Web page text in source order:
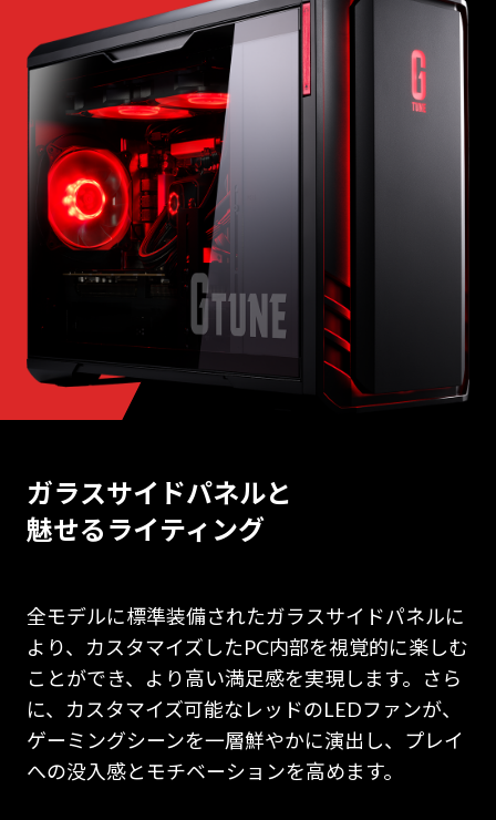
ガラスサイドパネルと
魅せるライティング
全モデルに標準装備されたガラスサイドパネルに
より、カスタマイズしたPC内部を視覚的に楽しむ
ことができ、より高い満足感を実現します。さら
に、カスタマイズ可能なレッドのLEDファンが、
ゲーミングシーンを一層鮮やかに演出し、プレイ
への没入感とモチベーションを高めます。